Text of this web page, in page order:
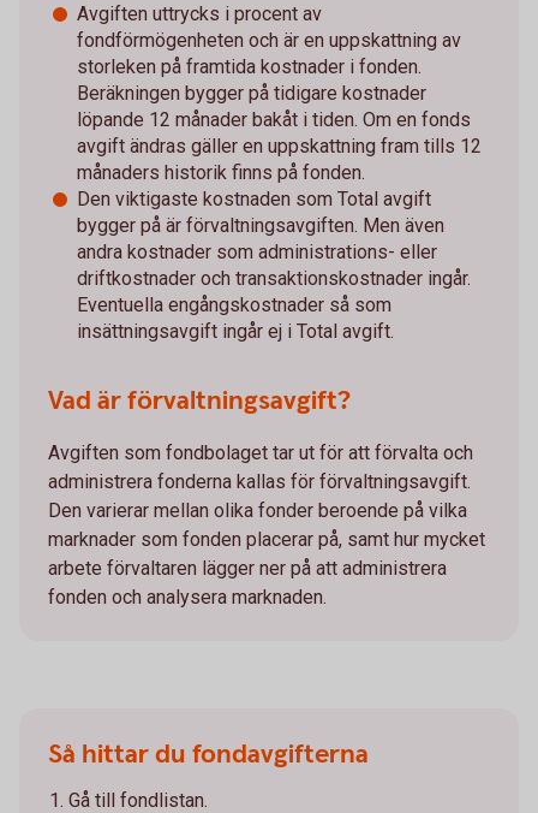
Avgiften uttrycks i procent av
fondförmögenheten och är en uppskattning av
storleken på framtida kostnader i fonden.
Beräkningen bygger på tidigare kostnader
löpande 12 månader bakåt i tiden. Om en fonds
avgift ändras gäller en uppskattning fram tills 12
månaders historik finns på fonden.
Den viktigaste kostnaden som Total avgift
bygger på är förvaltningsavgiften. Men även
andra kostnader som administrations- eller
driftkostnader och transaktionskostnader ingår.
Eventuella engångskostnader så som
insättningsavgift ingår ej i Total avgift.
Vad är förvaltningsavgift?
Avgiften som fondbolaget tar ut för att förvalta och
administrera fonderna kallas för förvaltningsavgift.
Den varierar mellan olika fonder beroende på vilka
marknader som fonden placerar på, samt hur mycket
arbete förvaltaren lägger ner på att administrera
fonden och analysera marknaden.
Så hittar du fondavgifterna
Gå till fondlistan.